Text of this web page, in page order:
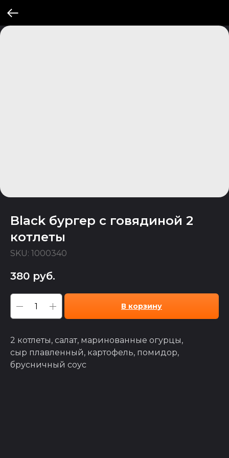
Black бургер с говядиной 2
котлеты
SKU: 1000340
380 руб.
В корзину
2 котлеты, салат, маринованные огурцы,
сыр плавленный, картофель, помидор,
брусничный соус